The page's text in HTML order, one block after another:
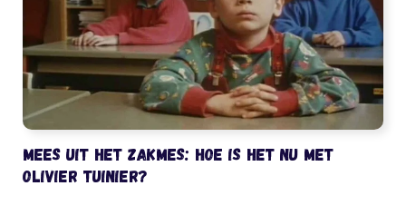
Mees uit het Zakmes: hoe is het nu met
Olivier Tuinier?